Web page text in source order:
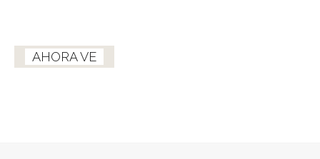
AHORA VE